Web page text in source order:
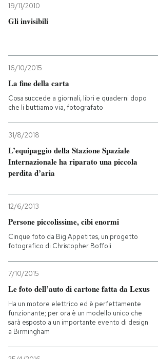
19/11/2010
Gli invisibili
16/10/2015
La fine della carta
Cosa succede a giornali, libri e quaderni dopo
che li buttiamo via, fotografato
31/8/2018
L’equipaggio della Stazione Spaziale
Internazionale ha riparato una piccola
perdita d’aria
12/6/2013
Persone piccolissime, cibi enormi
Cinque foto da Big Appetites, un progetto
fotografico di Christopher Boffoli
7/10/2015
Le foto dell’auto di cartone fatta da Lexus
Ha un motore elettrico ed è perfettamente
funzionante; per ora è un modello unico che
sarà esposto a un importante evento di design
a Birmingham